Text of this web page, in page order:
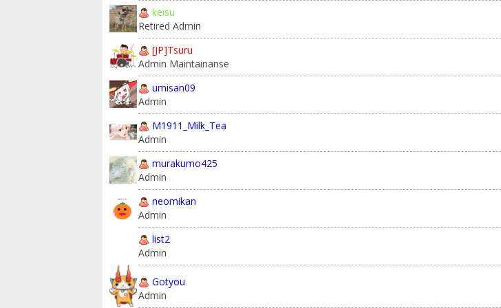
keisu
Retired Admin
[JP]Tsuru
Admin Maintainanse
umisan09
Admin
M1911_Milk_Tea
Admin
murakumo425
Admin
neomikan
Admin
list2
Admin
Gotyou
Admin